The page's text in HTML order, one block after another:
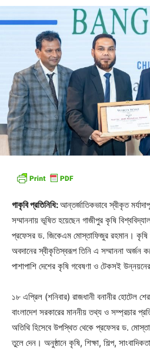
গাকৃবি প্রতিনিধি:আন্তর্জাতিকভাবে স্বীকৃত
সম্মাননায় ভূষিত হয়েছেন গাজীপুর কৃষি
প্রফেসর ড. জিকেএম মোস্তাফিজুর রহমান। কৃষি
অবদানের স্বীকৃতিস্বরূপ তিনি এ সম্মাননা অর্জন
পাশাপাশি দেশের কৃষি গবেষণা ও টেকসই
১৮ এপ্রিল (শনিবার) রাজধানী বনানীর হোটেল
বাংলাদেশ সরকারের মাননীয় তথ্য ও সম্প্রচার
অতিথি হিসেবে উপস্থিত থেকে প্রফেসর ড.
তুলে দেন। অনুষ্ঠানে কৃষি, শিক্ষা, শিল্প,